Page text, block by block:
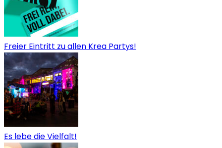
Freier Eintritt zu allen Krea Partys!
Es lebe die Vielfalt!